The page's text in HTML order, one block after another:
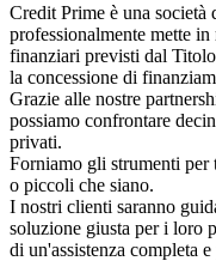
Credit Prime è una
professionalmente mette
finanziari previsti dal
la concessione di
Grazie alle nostre
possiamo confrontare
privati.
Forniamo gli strumenti per
o piccoli che siano.
I nostri clienti saranno
soluzione giusta per i loro
di un'assistenza completa